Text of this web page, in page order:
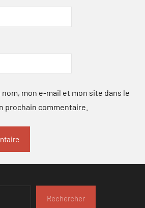
mon e-mail et mon site dans le
prochain commentaire.
Rechercher